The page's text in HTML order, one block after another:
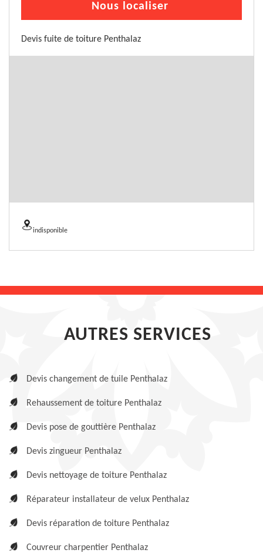
Nous localiser
Devis fuite de toiture Penthalaz
indisponible
AUTRES SERVICES
Devis changement de tuile Penthalaz
Rehaussement de toiture Penthalaz
Devis pose de gouttière Penthalaz
Devis zingueur Penthalaz
Devis nettoyage de toiture Penthalaz
Réparateur installateur de velux Penthalaz
Devis réparation de toiture Penthalaz
Couvreur charpentier Penthalaz